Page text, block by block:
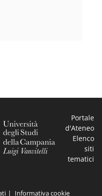
Portale
d'Ateneo
Elenco
siti
tematici
Informativa cookie